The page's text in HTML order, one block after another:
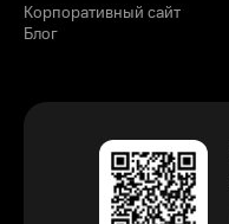
Корпоративный сайт
Блог